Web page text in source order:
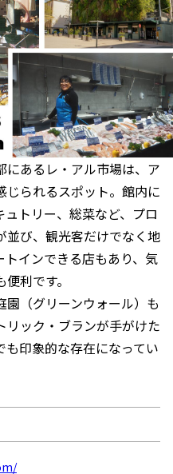
にあるレ・アル市場は、ア
じられるスポット。館内に
トリー、総菜など、プロ
並び、観光客だけでなく地
インできる店もあり、気
利です。
（グリーンウォール）も
リック・ブランが手がけた
印象的な存在になってい